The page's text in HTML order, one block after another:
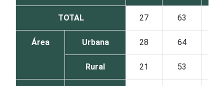
TOTAL 27 63
Área Urbana 28 64
Rural 21 53